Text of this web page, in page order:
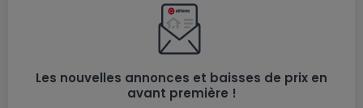
Les nouvelles annonces et baisses de prix en
avant première !